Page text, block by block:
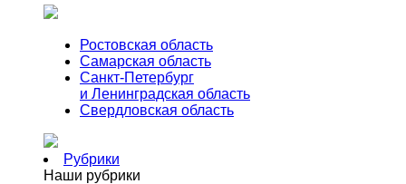
Ростовская область
Самарская область
Санкт-Петербург
и Ленинградская область
Свердловская область
Рубрики
Наши рубрики